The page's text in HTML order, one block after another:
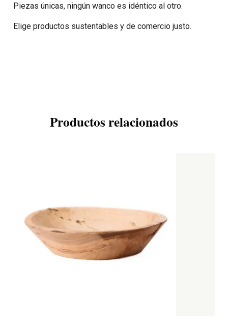
Piezas únicas, ningún wanco es idéntico al otro.
Elige productos sustentables y de comercio justo.
Productos relacionados